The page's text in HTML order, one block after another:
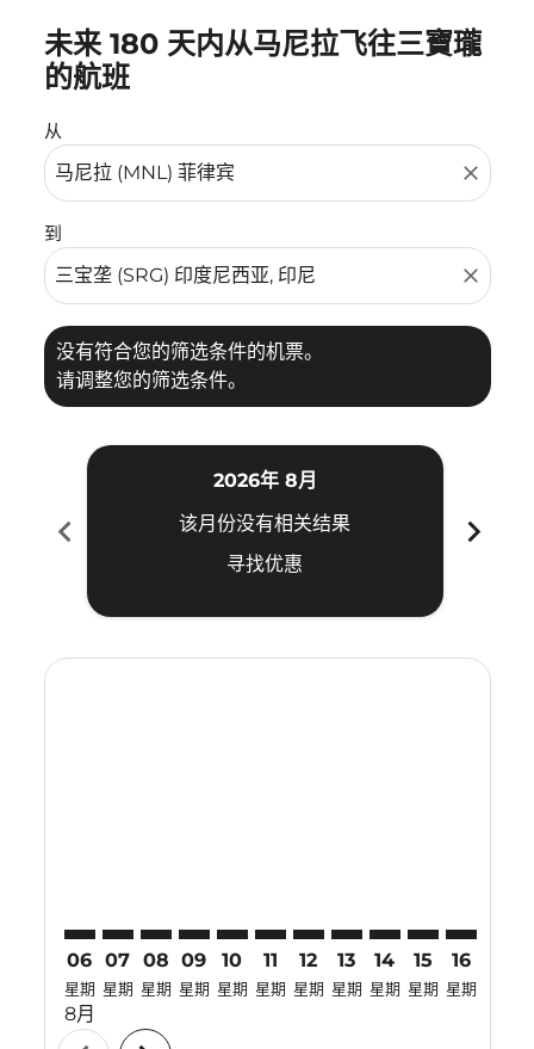
未来 180 天内从马尼拉飞往三寶瓏
的航班
从
close
到
close
没有符合您的筛选条件的机票。
请调整您的筛选条件。
没有符合您的筛选条件的机票。请调整您的筛选条件。
chevron_left
2026年 8月
该月份没有相关结果
寻找优惠
chevron_right
06
星期
8月
07
星期
08
星期
09
星期
10
星期
11
星期
12
星期
13
星期
14
星期
15
星期
16
星期